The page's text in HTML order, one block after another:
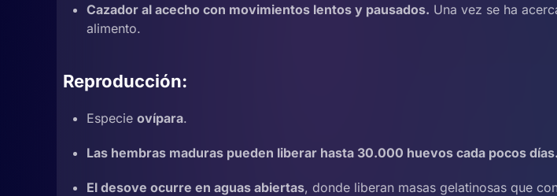
Cazador al acecho con movimientos lentos y pausados. Una vez se ha
alimento.
Reproducción:
Especie ovípara.
Las hembras maduras pueden liberar hasta 30.000 huevos cada pocos días.
El desove ocurre en aguas abiertas, donde liberan masas gelatinosas que